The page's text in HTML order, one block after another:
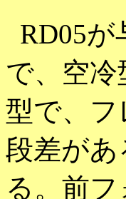
RD05
で、空
型で、
段差が
る。前